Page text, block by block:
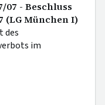
07 - Beschluss
(LG München I)
des
im